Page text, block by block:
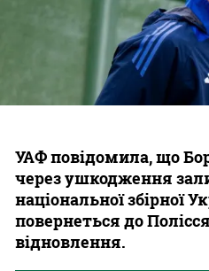
УАФ повідомила, що
через ушкодження
національної збірної
повернеться до
відновлення.